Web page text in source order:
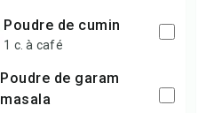
poudre de cumin
1 c. à café
poudre de garam
masala